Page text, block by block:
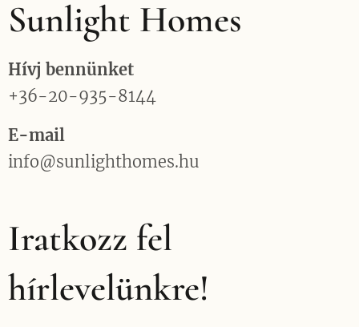
Sunlight Homes
Hívj bennünket
+36-20-935-8144
E-mail
info@sunlighthomes.hu
Iratkozz fel
hírlevelünkre!